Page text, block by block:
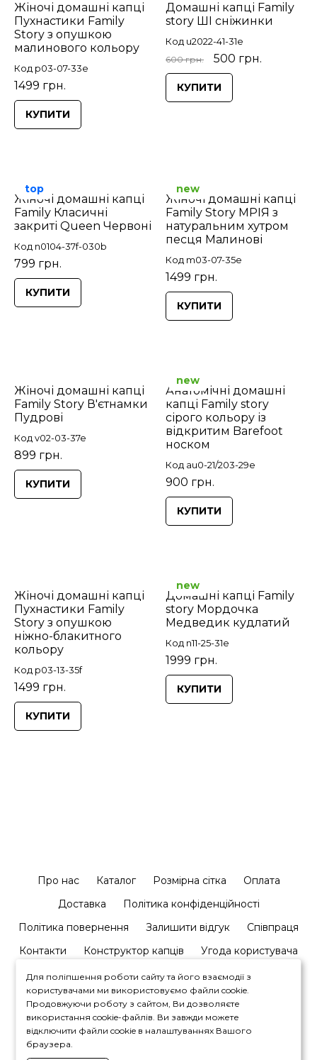
Жіночі домашні капці
Пухнастики Family
Story з опушкою
малинового кольору
Код p03-07-33e
1499 грн.
КУПИТИ
Домашні капці Family
story ШІ сніжинки
Код u2022-41-31e
600 грн. 500 грн.
КУПИТИ
Жіночі домашні капці
Family Класичні
закриті Queen Червоні
Код n0104-37f-030b
799 грн.
top
КУПИТИ
Жіночі домашні капці
Family Story МРІЯ з
натуральним хутром
песця Малинові
Код m03-07-35e
1499 грн.
new
КУПИТИ
Жіночі домашні капці
Family Story В'єтнамки
Пудрові
Код v02-03-37e
899 грн.
КУПИТИ
Анатомічні домашні
капці Family story
сірого кольору із
відкритим Barefoot
носком
Код au0-21/203-29e
900 грн.
new
КУПИТИ
Жіночі домашні капці
Пухнастики Family
Story з опушкою
ніжно-блакитного
кольору
Код p03-13-35f
1499 грн.
КУПИТИ
Домашні капці Family
story Мордочка
Медведик кудлатий
Код n11-25-31e
1999 грн.
new
КУПИТИ
Про нас Каталог Розмірна сітка
Оплата
Доставка
Політика конфіденційності
Політика повернення
Залишити відгук
Співпраця
Контакти
Конструктор капців Угода користувача
+380964446450
Для поліпшення роботи сайту та його взаємодії з
користувачами ми використовуємо файли cookie.
Продовжуючи роботу з сайтом, Ви дозволяєте
використання cookie-файлів. Ви завжди можете
відключити файли cookie в налаштуваннях Вашого
браузера.